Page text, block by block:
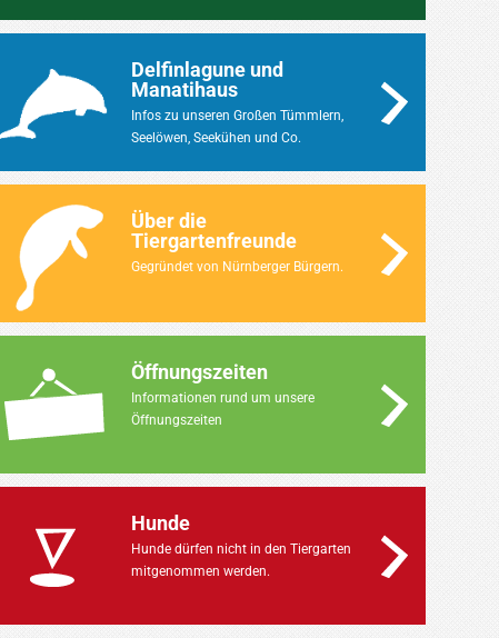
Delfinlagune und
Manatihaus
Infos zu unseren Großen Tümmlern,
Seelöwen, Seekühen und Co.
Über die
Tiergartenfreunde
Gegründet von Nürnberger Bürgern.
Öffnungszeiten
Informationen rund um unsere
Öffnungszeiten
Hunde
Hunde dürfen nicht in den Tiergarten
mitgenommen werden.